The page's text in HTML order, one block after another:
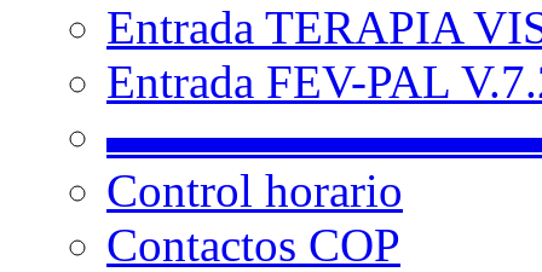
Entrada TERAPIA
Entrada FEV-PAL
Control horario
Contactos COP